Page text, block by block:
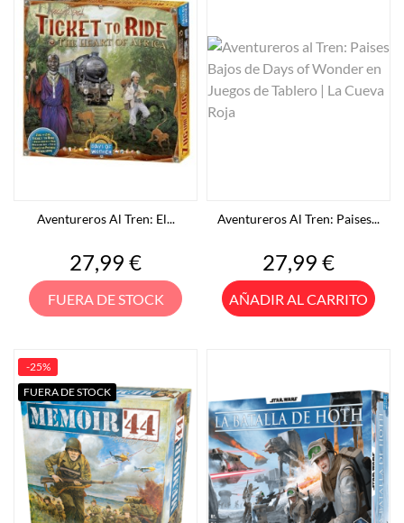
Aventureros Al Tren: El...
Precio
27,99 €
FUERA DE STOCK
Aventureros Al Tren: Paises...
Precio
27,99 €
AÑADIR AL CARRITO
-25%
FUERA DE STOCK